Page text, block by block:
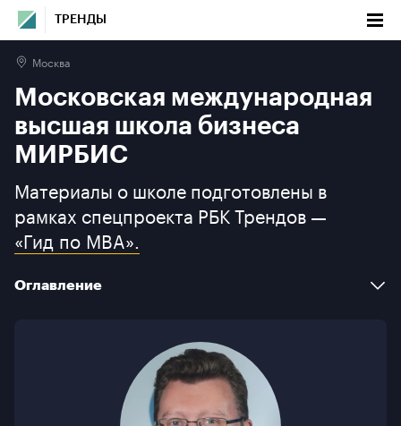
ТРЕНДЫ
школа бизнеса МИРБИС
Оглавление
Факты
Новости и мероприятия
Московская международная
высшая школа бизнеса
МИРБИС
Материалы о школе подготовлены в
рамках спецпроекта РБК Трендов —
«Гид по MBA».
Москва
Оглавление
Новости и мероприятия
Программы бизнес-образования